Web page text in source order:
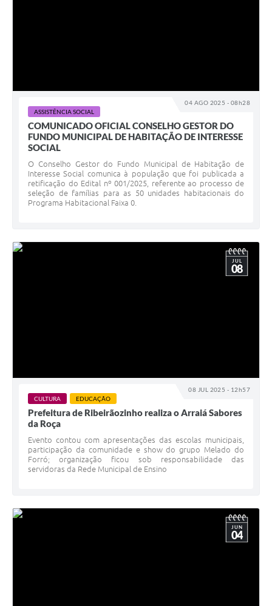
04 AGO 2025 - 08h28
ASSISTÊNCIA SOCIAL
COMUNICADO OFICIAL CONSELHO GESTOR DO
FUNDO MUNICIPAL DE HABITAÇÃO DE INTERESSE
SOCIAL
O Conselho Gestor do Fundo Municipal de Habitação de
Interesse Social comunica à população que foi publicada a
retificação do Edital nº 001/2025, referente ao processo de
seleção de famílias para as 50 unidades habitacionais do
Programa Habitacional Faixa 0.
08 JUL 2025 - 12h57
JUL
08
CULTURA EDUCAÇÃO
Prefeitura de Ribeirãozinho realiza o Arraiá Sabores
da Roça
Evento contou com apresentações das escolas municipais,
participação da comunidade e show do grupo Melado do
Forró; organização ficou sob responsabilidade das
servidoras da Rede Municipal de Ensino
JUN
04